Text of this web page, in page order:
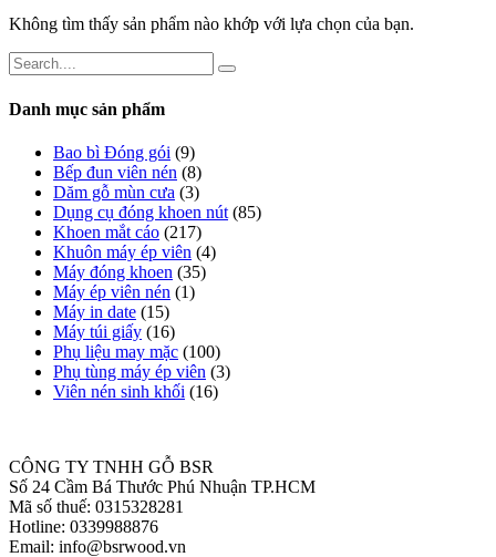
Không tìm thấy sản phẩm nào khớp với lựa chọn của bạn.
Danh mục sản phẩm
Bao bì Đóng gói (9)
Bếp đun viên nén (8)
Dăm gỗ mùn cưa (3)
Dụng cụ đóng khoen nút (85)
Khoen mắt cáo (217)
Khuôn máy ép viên (4)
Máy đóng khoen (35)
Máy ép viên nén (1)
Máy in date (15)
Máy túi giấy (16)
Phụ liệu may mặc (100)
Phụ tùng máy ép viên (3)
Viên nén sinh khối (16)
CÔNG TY TNHH GỖ BSR
Số 24 Cầm Bá Thước Phú Nhuận TP.HCM
Mã số thuế: 0315328281
Hotline: 0339988876
Email: info@bsrwood.vn